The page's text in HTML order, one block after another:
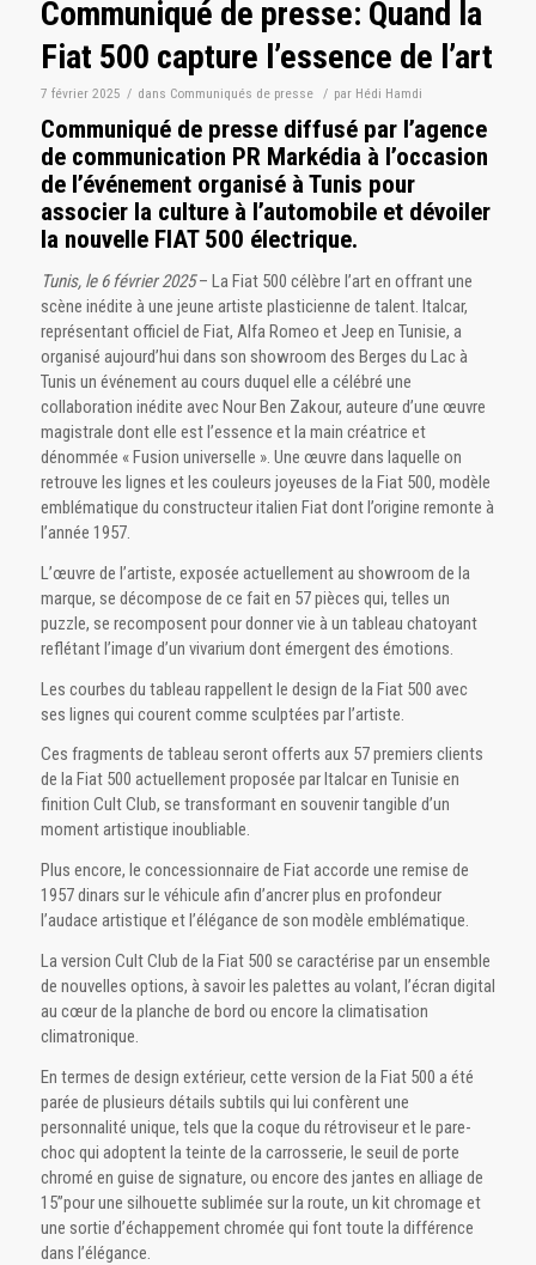
Communiqué de presse: Quand la
Fiat 500 capture l’essence de l’art
7 février 2025 / dans Communiqués de presse / par Hédi Hamdi
Communiqué de presse diffusé par l’agence
de communication PR Markédia à l’occasion
de l’événement organisé à Tunis pour
associer la culture à l’automobile et dévoiler
la nouvelle FIAT 500 électrique.
Tunis, le 6 février 2025– La Fiat 500 célèbre l’art en offrant une
scène inédite à une jeune artiste plasticienne de talent. Italcar,
représentant officiel de Fiat, Alfa Romeo et Jeep en Tunisie, a
organisé aujourd’hui dans son showroom des Berges du Lac à
Tunis un événement au cours duquel elle a célébré une
collaboration inédite avec Nour Ben Zakour, auteure d’une œuvre
magistrale dont elle est l’essence et la main créatrice et
dénommée « Fusion universelle ». Une œuvre dans laquelle on
retrouve les lignes et les couleurs joyeuses de la Fiat 500, modèle
emblématique du constructeur italien Fiat dont l’origine remonte à
l’année 1957.
L’œuvre de l’artiste, exposée actuellement au showroom de la
marque, se décompose de ce fait en 57 pièces qui, telles un
puzzle, se recomposent pour donner vie à un tableau chatoyant
reflétant l’image d’un vivarium dont émergent des émotions.
Les courbes du tableau rappellent le design de la Fiat 500 avec
ses lignes qui courent comme sculptées par l’artiste.
Ces fragments de tableau seront offerts aux 57 premiers clients
de la Fiat 500 actuellement proposée par Italcar en Tunisie en
finition Cult Club, se transformant en souvenir tangible d’un
moment artistique inoubliable.
Plus encore, le concessionnaire de Fiat accorde une remise de
1957 dinars sur le véhicule afin d’ancrer plus en profondeur
l’audace artistique et l’élégance de son modèle emblématique.
La version Cult Club de la Fiat 500 se caractérise par un ensemble
de nouvelles options, à savoir les palettes au volant, l’écran digital
au cœur de la planche de bord ou encore la climatisation
climatronique.
En termes de design extérieur, cette version de la Fiat 500 a été
parée de plusieurs détails subtils qui lui confèrent une
personnalité unique, tels que la coque du rétroviseur et le pare-
choc qui adoptent la teinte de la carrosserie, le seuil de porte
chromé en guise de signature, ou encore des jantes en alliage de
15’’pour une silhouette sublimée sur la route, un kit chromage et
une sortie d’échappement chromée qui font toute la différence
dans l’élégance.